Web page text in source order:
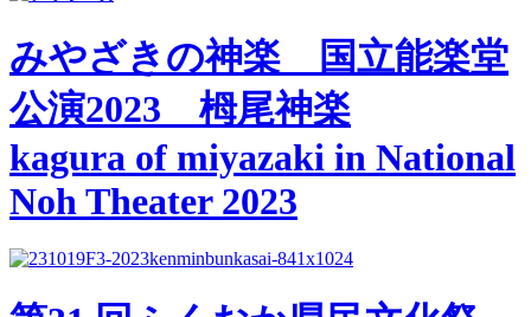
みやざきの神楽 国立能楽堂
公演2023 栂尾神楽
kagura of miyazaki in National
Noh Theater 2023